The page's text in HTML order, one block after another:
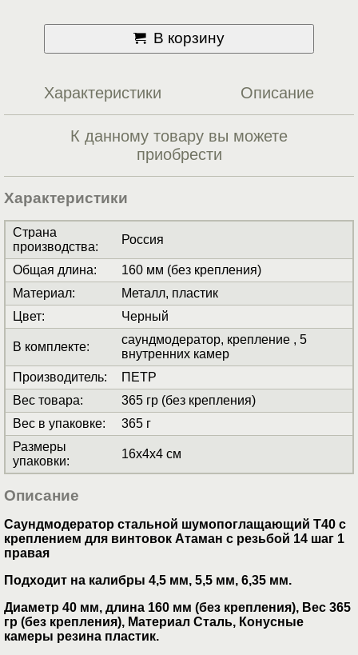
В корзину
Характеристики Описание
К данному товару вы можете
приобрести
Характеристики
Страна
производства:
Россия
Общая длина:
160 мм (без крепления)
Материал:
Металл, пластик
Цвет: Черный
В комплекте:
саундмодератор, крепление , 5
внутренних камер
Производитель:
ПЕТР
Вес товара:
365 гр (без крепления)
Вес в упаковке:
365 г
Размеры
упаковки:
16x4x4 см
Описание
Саундмодератор стальной шумопоглащающий Т40 с
креплением для винтовок Атаман с резьбой 14 шаг 1
правая
Подходит на калибры 4,5 мм, 5,5 мм, 6,35 мм.
Диаметр 40 мм, длина 160 мм (без крепления), Вес 365
гр (без крепления), Материал Сталь, Конусные
камеры резина пластик.